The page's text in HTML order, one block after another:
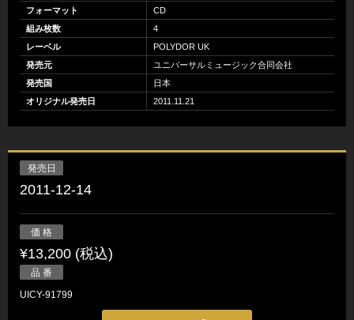
フォーマット
CD
組み枚数
4
レーベル
POLYDOR UK
発売元
ユニバーサルミュージック合同会社
発売国
日本
オリジナル発売日
2011.11.21
発売日
2011-12-14
価 格
¥13,200 (税込)
品 番
UICY-91799